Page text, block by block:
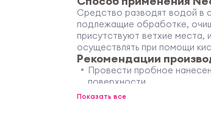
Средство разводят водой в
подлежащие обработке,
присутствуют ветхие места,
осуществлять при помощи
Рекомендации
Провести пробное
поверхности
При обработке следить за
Показать все